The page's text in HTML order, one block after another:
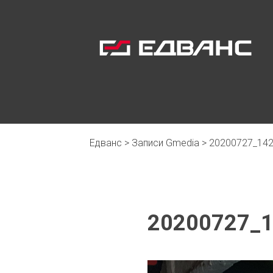
Едванс > Записи Gmedia >